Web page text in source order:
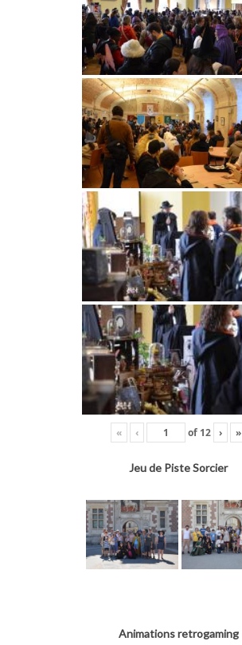
« ‹ of 12 › »
Jeu de Piste Sorcier
Animations retrogaming